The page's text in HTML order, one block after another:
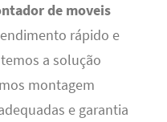
de moveis
rápido e
a solução
montagem
e garantia